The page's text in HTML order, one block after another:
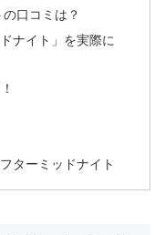
口コミは？
ナイト」を実際に
ターミッドナイト